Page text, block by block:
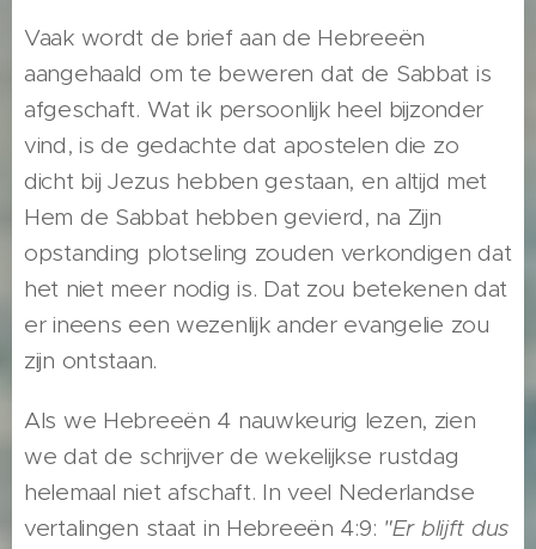
Vaak wordt de brief aan de Hebreeën
aangehaald om te beweren dat de Sabbat is
afgeschaft. Wat ik persoonlijk heel bijzonder
vind, is de gedachte dat apostelen die zo
dicht bij Jezus hebben gestaan, en altijd met
Hem de Sabbat hebben gevierd, na Zijn
opstanding plotseling zouden verkondigen dat
het niet meer nodig is. Dat zou betekenen dat
er ineens een wezenlijk ander evangelie zou
zijn ontstaan.
Als we Hebreeën 4 nauwkeurig lezen, zien
we dat de schrijver de wekelijkse rustdag
helemaal niet afschaft. In veel Nederlandse
vertalingen staat in Hebreeën 4:9: "Er blijft dus